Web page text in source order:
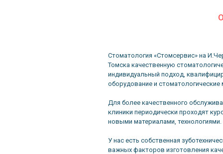
Стоматология «Стомсервис» на
Томска качественную
индивидуальный подход,
оборудование и стоматологические
Для более качественного
клиники периодически проходят
новыми материалами, технологиями.
У нас есть собственная
важных факторов изготовления